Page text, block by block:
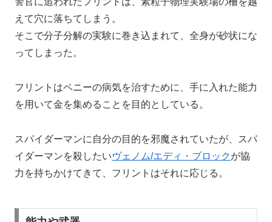
えて穴に落ちてしまう。
そこで分子分解の実験に巻き込まれて、全身が砂状にな
ってしまった。
フリントはペニーの病気を治すために、手に入れた能力
を用いて金を集めることを目的としている。
スパイダーマンに自分の目的を邪魔されていたが、スパ
イダーマンを殺したいヴェノム/エディ・ブロックが協
力を持ちかけてきて、フリントはそれに応じる。